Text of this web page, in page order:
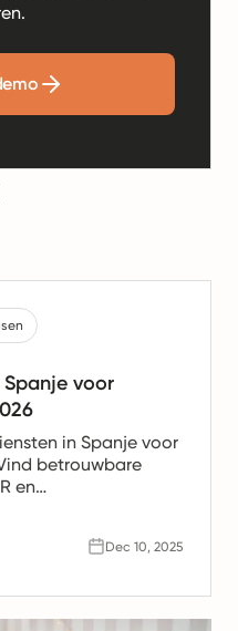
Spanje voor
in Spanje voor
betrouwbare
en
Dec 10, 2025